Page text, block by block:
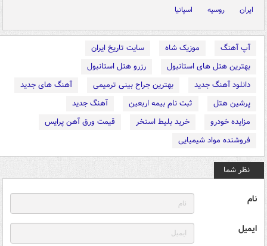
ایران
روسیه اسپانیا
آپ آهنگ موزیک شاه
سایت تاریخ ایران
بهترین هتل های استانبول
رزرو هتل استانبول
دانلود آهنگ جدید
بهترین جراح بینی ترمیمی
آهنگ های جدید
پرشین هتل
ثبت نام بیمه اربعین
آهنگ جدید
مزایده خودرو
خرید بلیط استخر
قیمت ورق آهن پرایس
فروشنده مواد شیمیایی
نظر شما
نام
ایمیل